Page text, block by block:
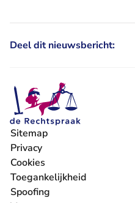
Deel dit nieuwsbericht:
Sitemap
Privacy
Cookies
Toegankelijkheid
Spoofing